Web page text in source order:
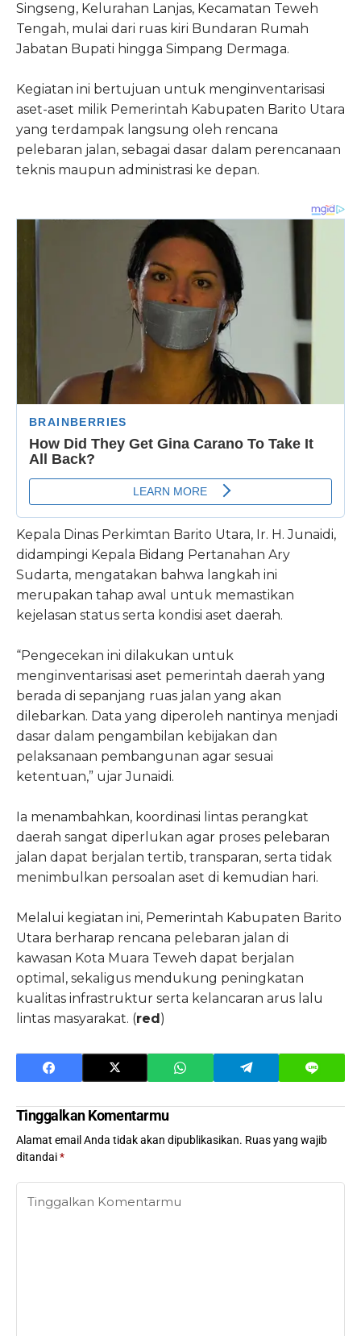
Singseng, Kelurahan Lanjas, Kecamatan Teweh
Tengah, mulai dari ruas kiri Bundaran Rumah
Jabatan Bupati hingga Simpang Dermaga.
Kegiatan ini bertujuan untuk menginventarisasi
aset-aset milik Pemerintah Kabupaten Barito Utara
yang terdampak langsung oleh rencana
pelebaran jalan, sebagai dasar dalam perencanaan
teknis maupun administrasi ke depan.
Kepala Dinas Perkimtan Barito Utara, Ir. H. Junaidi,
didampingi Kepala Bidang Pertanahan Ary
Sudarta, mengatakan bahwa langkah ini
merupakan tahap awal untuk memastikan
kejelasan status serta kondisi aset daerah.
“Pengecekan ini dilakukan untuk
menginventarisasi aset pemerintah daerah yang
berada di sepanjang ruas jalan yang akan
dilebarkan. Data yang diperoleh nantinya menjadi
dasar dalam pengambilan kebijakan dan
pelaksanaan pembangunan agar sesuai
ketentuan,” ujar Junaidi.
Ia menambahkan, koordinasi lintas perangkat
daerah sangat diperlukan agar proses pelebaran
jalan dapat berjalan tertib, transparan, serta tidak
menimbulkan persoalan aset di kemudian hari.
Melalui kegiatan ini, Pemerintah Kabupaten Barito
Utara berharap rencana pelebaran jalan di
kawasan Kota Muara Teweh dapat berjalan
optimal, sekaligus mendukung peningkatan
kualitas infrastruktur serta kelancaran arus lalu
lintas masyarakat. (red)
Tinggalkan Komentarmu
Alamat email Anda tidak akan dipublikasikan. Ruas yang wajib
ditandai*